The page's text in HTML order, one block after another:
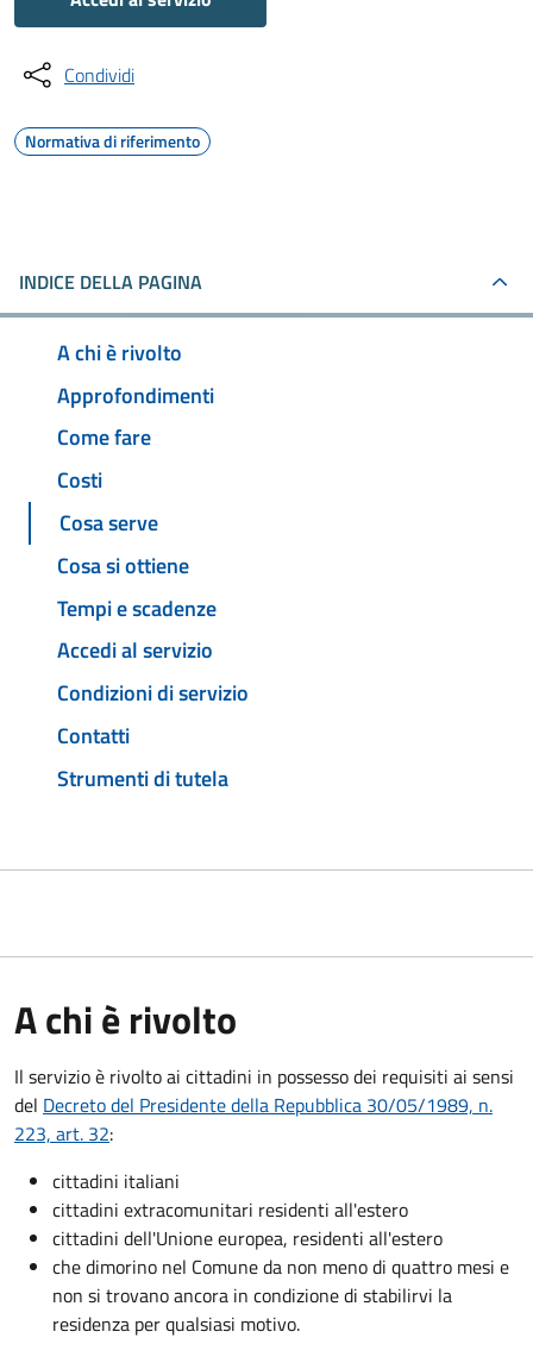
Condividi
Normativa di riferimento
INDICE DELLA PAGINA
A chi è rivolto
Approfondimenti
Come fare
Costi
Cosa serve
Cosa si ottiene
Tempi e scadenze
Accedi al servizio
Condizioni di servizio
Contatti
Strumenti di tutela
A chi è rivolto
Il servizio è rivolto ai cittadini in possesso dei requisiti ai sensi
del Decreto del Presidente della Repubblica 30/05/1989, n.
223, art. 32:
cittadini italiani
cittadini extracomunitari residenti all'estero
cittadini dell'Unione europea, residenti all'estero
che dimorino nel Comune da non meno di quattro mesi e
non si trovano ancora in condizione di stabilirvi la
residenza per qualsiasi motivo.